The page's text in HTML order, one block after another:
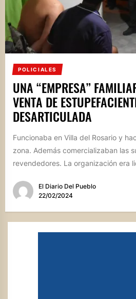
POLICIALES
UNA “EMPRESA”
VENTA DE
DESARTICULADA
Funcionaba en Villa del Rosario y
zona. Además comercializaban las
revendedores. La organización era
El Diario Del Pueblo
22/02/2024